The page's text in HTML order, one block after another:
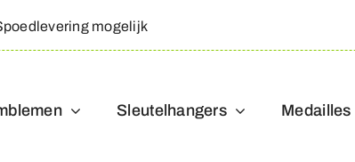
mogelijk
Sleutelhangers Medailles